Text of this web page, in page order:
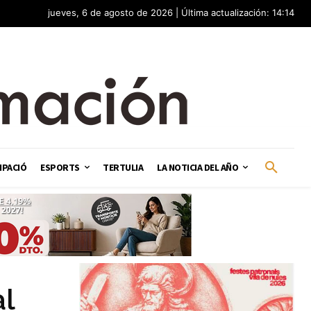
jueves, 6 de agosto de 2026 | Última actualización: 14:14
ESPORTS TERTULIA LA NOTICIA DEL AÑO